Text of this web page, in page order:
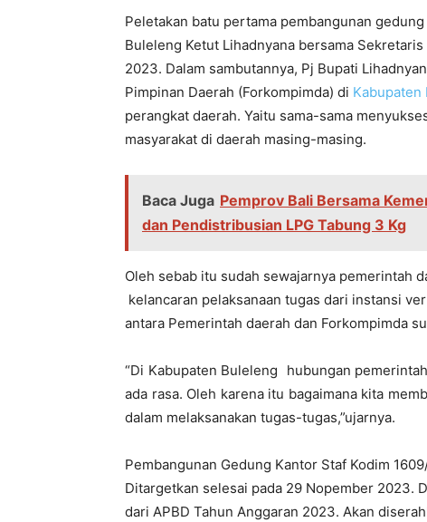
Peletakan batu pertama pembangunan
Buleleng Ketut Lihadnyana bersama
2023. Dalam sambutannya, Pj Bupati
Pimpinan Daerah (Forkompimda) di Kabupaten
perangkat daerah. Yaitu sama-sama
masyarakat di daerah masing-masing.
Baca Juga Pemprov Bali Bersama
dan Pendistribusian LPG Tabung 3 Kg
Oleh sebab itu sudah sewajarnya pemerintah
kelancaran pelaksanaan tugas dari instansi
antara Pemerintah daerah dan Forkompimda
“Di Kabupaten Buleleng hubungan
ada rasa. Oleh karena itu bagaimana kita
dalam melaksanakan tugas-tugas,”ujarnya.
Pembangunan Gedung Kantor Staf Kodim
Ditargetkan selesai pada 29 Nopember 2023.
dari APBD Tahun Anggaran 2023. Akan